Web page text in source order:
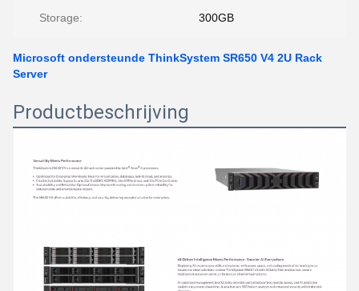
Storage: 300GB
Microsoft ondersteunde ThinkSystem SR650 V4 2U Rack
Server
Productbeschrijving